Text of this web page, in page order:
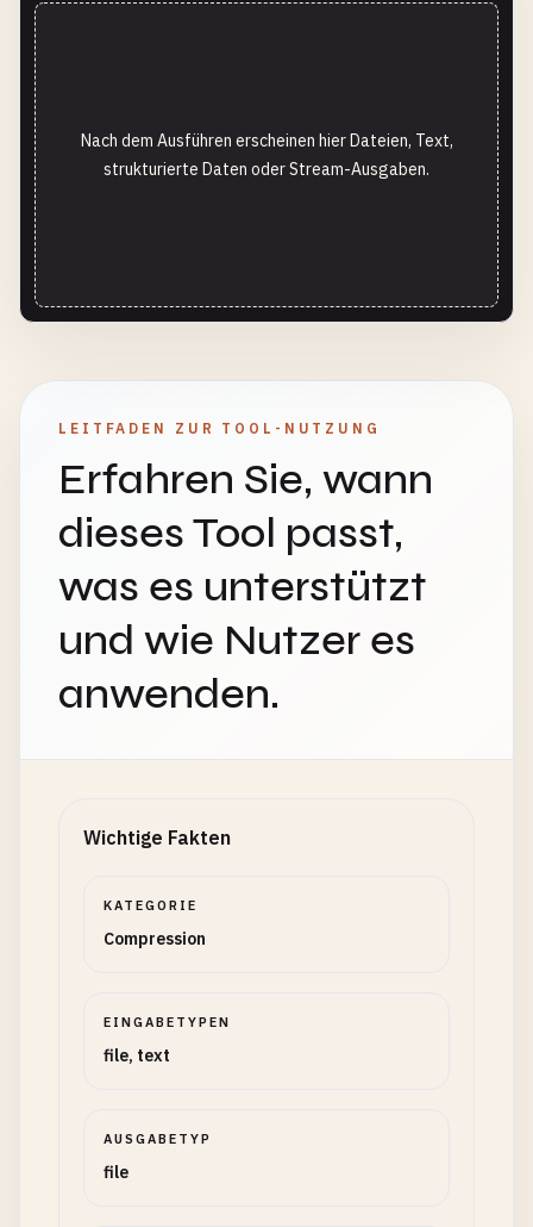
Nach dem Ausführen erscheinen hier Dateien, Text,
strukturierte Daten oder Stream-Ausgaben.
LEITFADEN ZUR TOOL-NUTZUNG
Erfahren Sie, wann
dieses Tool passt,
was es unterstützt
und wie Nutzer es
anwenden.
Wichtige Fakten
KATEGORIE
Compression
EINGABETYPEN
file, text
AUSGABETYP
file